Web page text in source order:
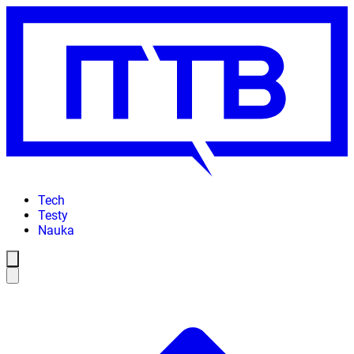
Tech
Testy
Nauka